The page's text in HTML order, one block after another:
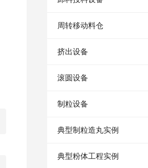
周转移动料仓
挤出设备
滚圆设备
制粒设备
典型制粒造丸实例
典型粉体工程实例